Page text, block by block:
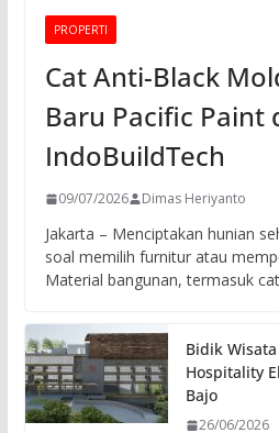
PROPERTI
Cat Anti-Black
Baru Pacific Paint
IndoBuildTech
09/07/2026 Dimas Heriyanto
Jakarta – Menciptakan hunian
soal memilih furnitur atau
Material bangunan, termasuk
Bidik
Hospitality
Bajo
26/06/2026